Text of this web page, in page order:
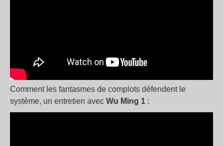
Comment les fantasmes de complots défendent le
système, un entretien avec Wu Ming 1 :